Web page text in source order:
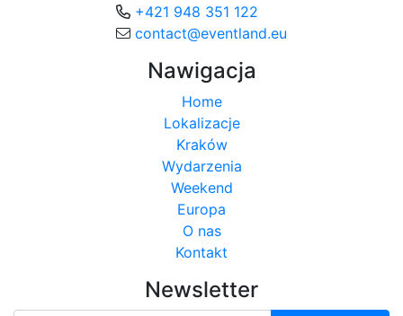
+421 948 351 122
contact@eventland.eu
Nawigacja
Home
Lokalizacje
Kraków
Wydarzenia
Weekend
Europa
O nas
Kontakt
Newsletter